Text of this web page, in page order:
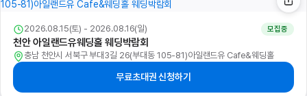
2026.08.15(토) - 2026.08.16(일) 모집중
천안 아일랜드유웨딩홀 웨딩박람회
충남 천안시 서북구 부대3길 26(부대동 105-81)아일랜드유 Cafe&웨딩홀
무료초대권 신청하기